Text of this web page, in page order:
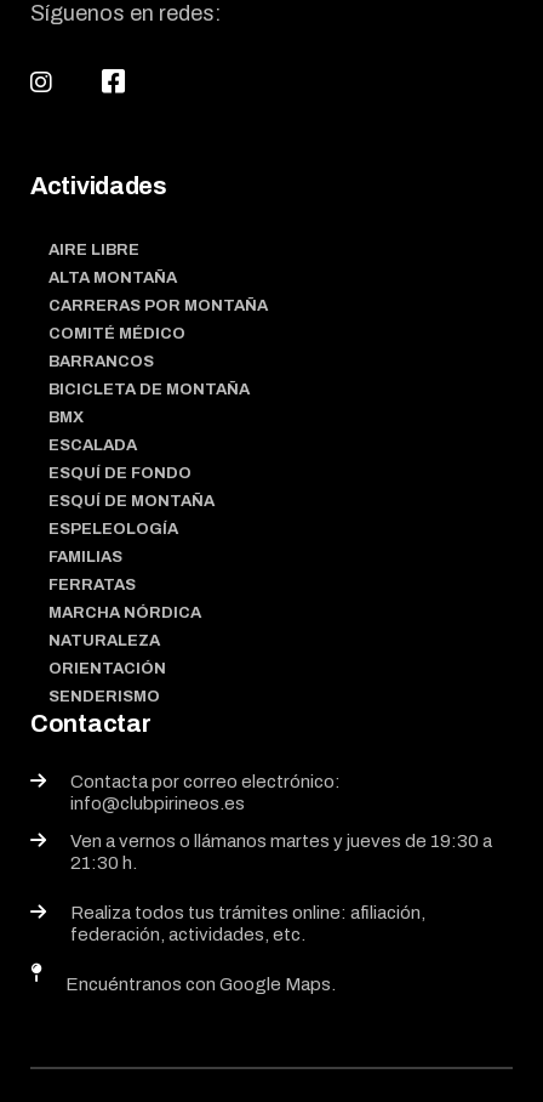
Síguenos en redes:
Actividades
AIRE LIBRE
ALTA MONTAÑA
CARRERAS POR MONTAÑA
COMITÉ MÉDICO
BARRANCOS
BICICLETA DE MONTAÑA
BMX
ESCALADA
ESQUÍ DE FONDO
ESQUÍ DE MONTAÑA
ESPELEOLOGÍA
FAMILIAS
FERRATAS
MARCHA NÓRDICA
NATURALEZA
ORIENTACIÓN
SENDERISMO
Contactar
Contacta por correo electrónico:
info@clubpirineos.es
Ven a vernos o llámanos martes y jueves de 19:30 a
21:30 h.
Realiza todos tus trámites online: afiliación,
federación, actividades, etc.
Encuéntranos con Google Maps.